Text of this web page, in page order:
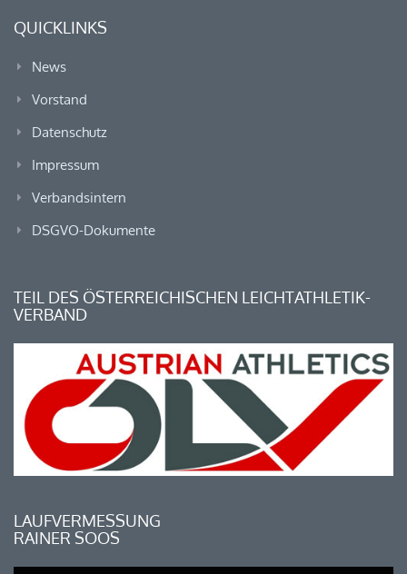
QUICKLINKS
News
Vorstand
Datenschutz
Impressum
Verbandsintern
DSGVO-Dokumente
TEIL DES ÖSTERREICHISCHEN LEICHTATHLETIK-
VERBAND
LAUFVERMESSUNG
RAINER SOOS